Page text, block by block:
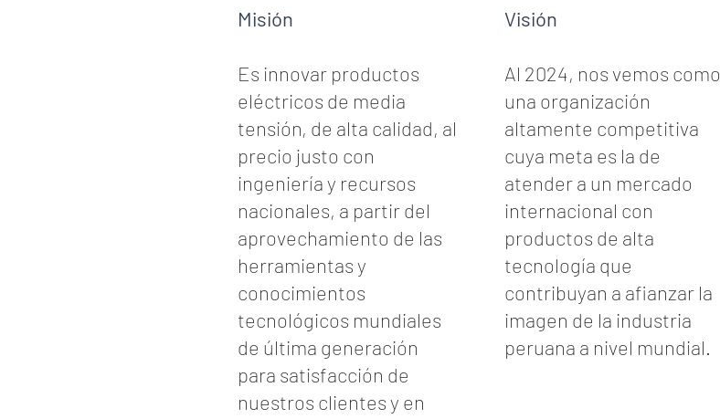
Misión
Es innovar productos
eléctricos de media
tensión, de alta calidad, al
precio justo con
ingeniería y recursos
nacionales, a partir del
aprovechamiento de las
herramientas y
conocimientos
tecnológicos mundiales
de última generación
para satisfacción de
nuestros clientes y en
Visión
Al 2024, nos vemos como
una organización
altamente competitiva
cuya meta es la de
atender a un mercado
internacional con
productos de alta
tecnología que
contribuyan a afianzar la
imagen de la industria
peruana a nivel mundial.